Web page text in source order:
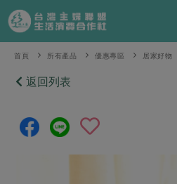
產品分類
當季蔬果
芽苗類
食譜料理
食材
特別企畫
首頁 所有產品 優惠專區 居家好物
返回列表